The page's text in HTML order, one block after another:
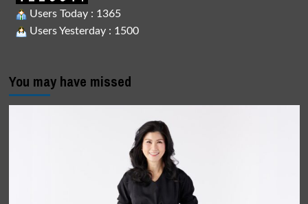
Users Today : 1365
Users Yesterday : 1500
You may have missed